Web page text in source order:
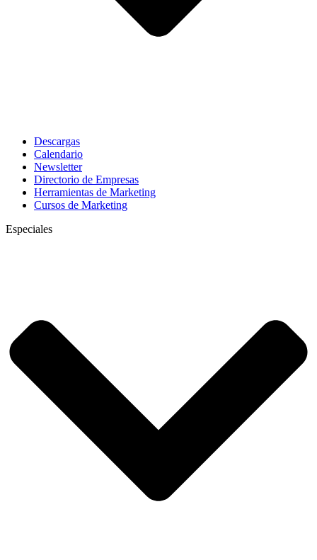
Descargas
Calendario
Newsletter
Directorio de Empresas
Herramientas de Marketing
Cursos de Marketing
Especiales